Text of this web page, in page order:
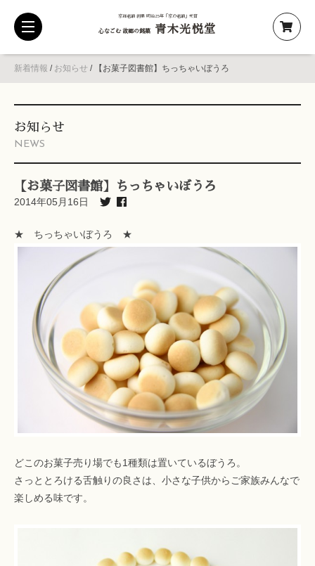
京都老舗 創業 明治25年「京の老舗」受賞
心なごむ 故郷の銘菓 青木光悦堂
toggle
navigation
新着情報 / お知らせ / 【お菓子図書館】ちっちゃいぼうろ
お知らせ
NEWS
【お菓子図書館】ちっちゃいぼうろ
2014年05月16日
★ ちっちゃいぼうろ ★
どこのお菓子売り場でも1種類は置いているぼうろ。
さっととろける舌触りの良さは、小さな子供からご家族みんなで
楽しめる味です。